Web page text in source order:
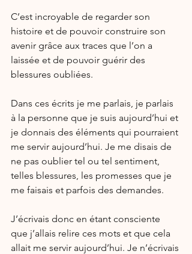
C’est incroyable de regarder son
histoire et de pouvoir construire son
avenir grâce aux traces que l’on a
laissée et de pouvoir guérir des
blessures oubliées.
Dans ces écrits je me parlais, je parlais
à la personne que je suis aujourd’hui et
je donnais des éléments qui pourraient
me servir aujourd’hui. Je me disais de
ne pas oublier tel ou tel sentiment,
telles blessures, les promesses que je
me faisais et parfois des demandes.
J’écrivais donc en étant consciente
que j’allais relire ces mots et que cela
allait me servir aujourd’hui. Je n’écrivais